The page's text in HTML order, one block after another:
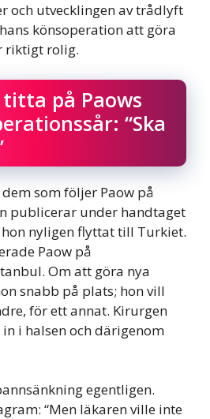
och utvecklingen av trådlyft
könsoperation att göra
riktigt rolig.
på Paows
“Ska
som följer Paow på
publicerar under handtaget
nyligen flyttat till Turkiet.
Paow på
Om att göra nya
snabb på plats; hon vill
för ett annat. Kirurgen
i halsen och därigenom
egentligen.
“Men läkaren ville inte